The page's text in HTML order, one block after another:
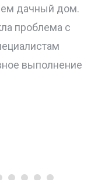
дачный дом.
проблема с
выполнение